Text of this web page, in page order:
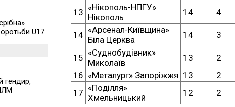
13 «Нікополь-НПГУ»
Нікополь
14 4
14 «Арсенал-Київщина»
Біла Церква
14 3
15 «Суднобудівник»
Миколаїв
13 2
16 «Металург» Запоріжжя 13 2
17 «Поділля»
Хмельницький
12 2
U17
гендир,